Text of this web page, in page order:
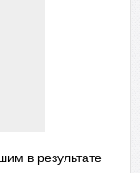
в результате